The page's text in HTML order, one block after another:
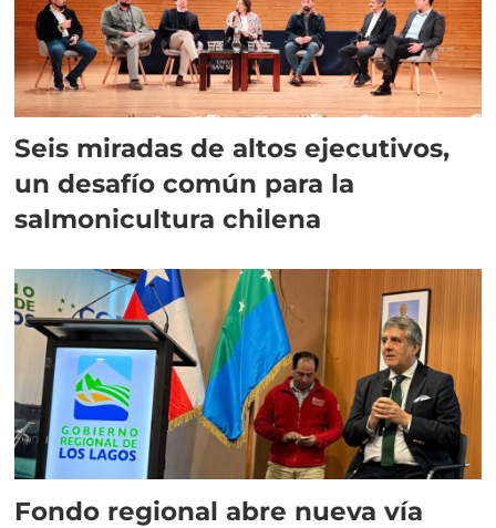
Seis miradas de altos ejecutivos,
un desafío común para la
salmonicultura chilena
Fondo regional abre nueva vía